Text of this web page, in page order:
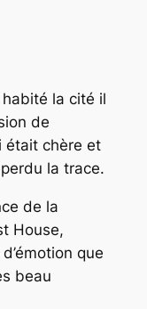
habité la cité il
de
était chère et
la trace.
de la
House,
que
beau